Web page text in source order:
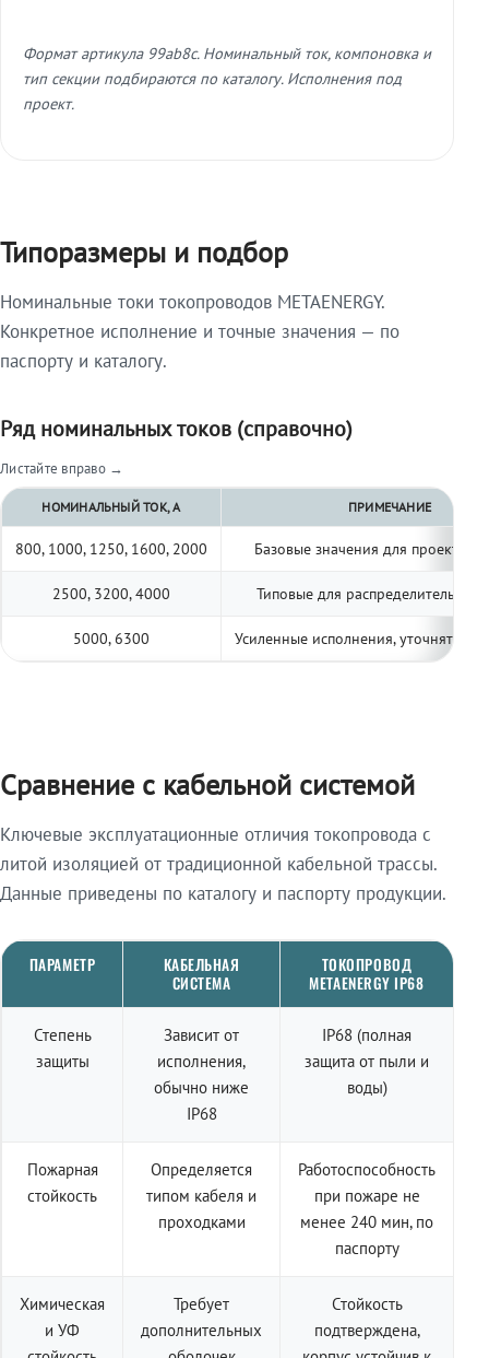
Формат артикула 99ab8c. Номинальный ток, компоновка и
тип секции подбираются по каталогу. Исполнения под
проект.
Типоразмеры и подбор
Номинальные токи токопроводов METAENERGY.
Конкретное исполнение и точные значения — по
паспорту и каталогу.
Ряд номинальных токов (справочно)
Листайте вправо →
НОМИНАЛЬНЫЙ ТОК, А ПРИМЕЧАНИЕ
800, 1000, 1250, 1600, 2000 Базовые значения для
2500, 3200, 4000 Типовые для распределительных
5000, 6300 Усиленные исполнения, уточнять по
Сравнение с кабельной системой
Ключевые эксплуатационные отличия токопровода с
литой изоляцией от традиционной кабельной трассы.
Данные приведены по каталогу и паспорту продукции.
ПАРАМЕТР
КАБЕЛЬНАЯ
СИСТЕМА
ТОКОПРОВОД
METAENERGY IP68
Степень
защиты
Зависит от
исполнения,
обычно ниже
IP68
IP68 (полная
защита от пыли и
воды)
Пожарная
стойкость
Определяется
типом кабеля и
проходками
Работоспособность
при пожаре не
менее 240 мин, по
паспорту
Химическая
и УФ
Требует
дополнительных
Стойкость
подтверждена,